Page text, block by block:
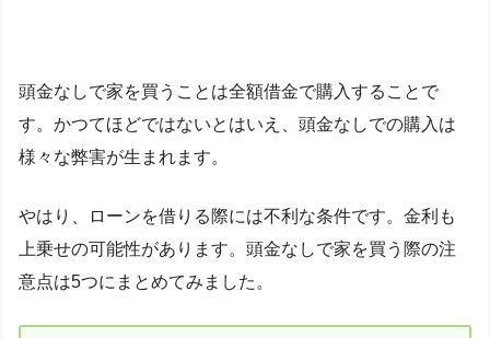
頭金なしで家を買うことは全額借金で購入することで
す。かつてほどではないとはいえ、頭金なしでの購入は
様々な弊害が生まれます。
やはり、ローンを借りる際には不利な条件です。金利も
上乗せの可能性があります。頭金なしで家を買う際の注
意点は5つにまとめてみました。